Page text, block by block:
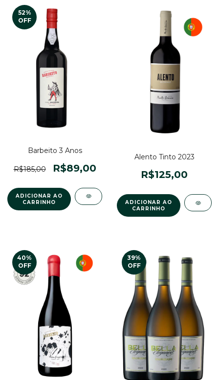
52%
OFF
Barbeito 3 Anos
R$185,00 R$89,00
Alento Tinto 2023
R$125,00
40%
OFF
39%
OFF